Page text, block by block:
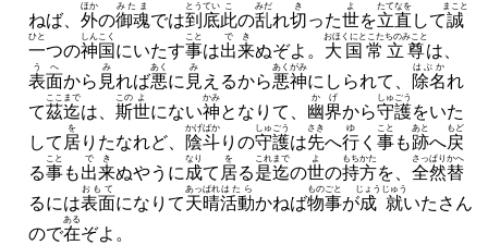
ねば、 外
ほか
の御魂
みたま
では到底
とうてい
此
こ
の乱
みだ
れ切
き
った世
よ
を立直
たてなを
して誠
まこと
一
ひと
つの神国
しんこく
にいたす事
こと
は出来
でき
ぬぞよ。 大国常立尊
おほくにとこたちのみこと
は、
表面
うへ
から 見
み
れば悪
あく
に 見
み
えるから悪神
あくがみ
にしられて、 除名
はぶか
れ
て茲
ここ
迄
まで
は、 斯
この
世
よ
にない神
かみ
となりて、 幽界
かげ
から守護
しゅごう
をいた
して 居
を
りたなれど、 陰
かげ
斗
ばか
りの守護
しゅごう
は先
さき
へ行
ゆ
く 事
こと
も跡
あと
へ戻
もど
る事
こと
も出来
でき
ぬやうに 成
なり
て 居
を
る是
これ
迄
まで
の世
よ
の持
もち
方
かた
を、 全然
さっぱり
替
かへ
るには表面
おもて
になりて天晴
あっぱれ
活動
はたら
かねば物事
ものごと
が成就
じょうじゅう
いたさん
ので在
ある
ぞよ。